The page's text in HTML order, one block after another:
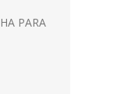
PARA